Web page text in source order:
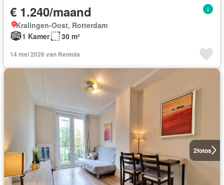
€ 1.240/maand
Kralingen-Oost, Rotterdam
1 Kamer
30 m²
14 mei 2026 van Rentola
2fotos